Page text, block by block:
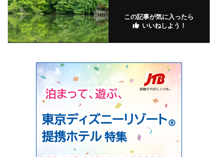
この記事が気に入ったら
いいねしよう！